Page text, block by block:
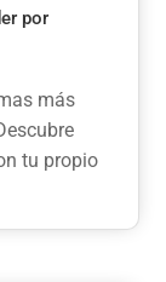
por
más
tu propio